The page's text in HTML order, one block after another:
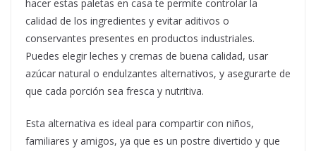
hacer estas paletas en casa te permite controlar la
calidad de los ingredientes y evitar aditivos o
conservantes presentes en productos industriales.
Puedes elegir leches y cremas de buena calidad, usar
azúcar natural o endulzantes alternativos, y asegurarte de
que cada porción sea fresca y nutritiva.
Esta alternativa es ideal para compartir con niños,
familiares y amigos, ya que es un postre divertido y que